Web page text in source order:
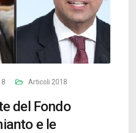
Articoli 2018
del Fondo
e le